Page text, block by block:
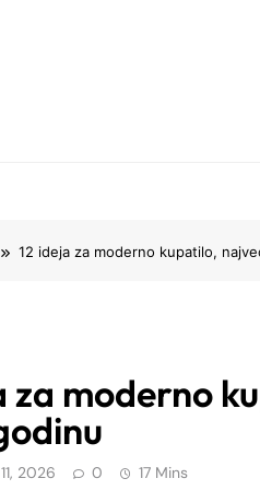
12 ideja za moderno kupatilo,
za moderno
2026 0 17 Mins